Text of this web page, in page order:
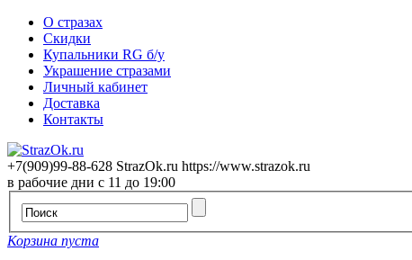
О стразах
Скидки
Купальники RG б/у
Украшение стразами
Личный кабинет
Доставка
Контакты
+7(909)99-88-628 StrazOk.ru https://www.strazok.ru
в рабочие дни с 11 до 19:00
Корзина пуста